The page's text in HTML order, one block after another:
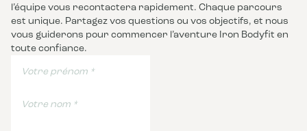
l’équipe vous recontactera rapidement. Chaque parcours
est unique. Partagez vos questions ou vos objectifs, et nous
vous guiderons pour commencer l’aventure Iron Bodyfit en
toute confiance.